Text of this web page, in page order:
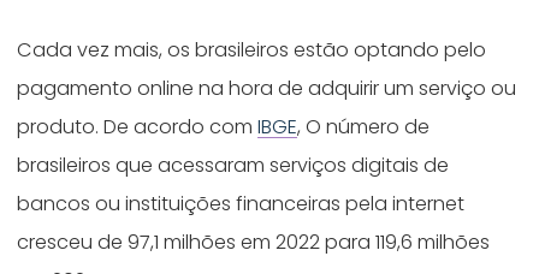
Cada vez mais, os brasileiros estão optando pelo
pagamento online na hora de adquirir um serviço ou
produto. De acordo comIBGE, O número de
brasileiros que acessaram serviços digitais de
bancos ou instituições financeiras pela internet
cresceu de 97,1 milhões em 2022 para 119,6 milhões